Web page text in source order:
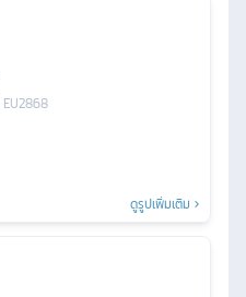
EU2868
ดูรูปเพิ่มเติม